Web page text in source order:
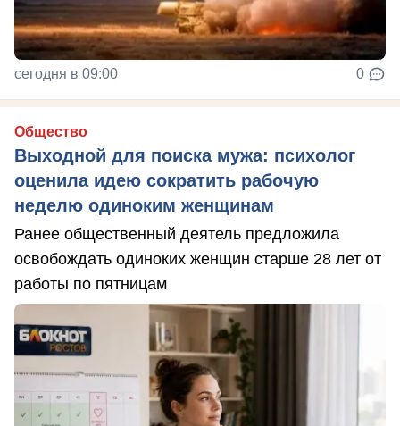
сегодня в 09:00 0
Общество
Выходной для поиска мужа: психолог
оценила идею сократить рабочую
неделю одиноким женщинам
Ранее общественный деятель предложила
освобождать одиноких женщин старше 28 лет от
работы по пятницам